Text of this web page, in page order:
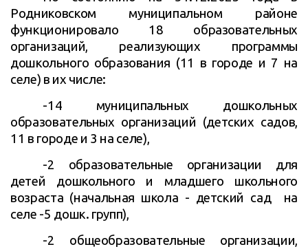
Родниковском муниципальном районе
функционировало 18 образовательных
организаций, реализующих программы
дошкольного образования (11 в городе и 7 на
селе) в их числе:
-14 муниципальных дошкольных
образовательных организаций (детских садов,
11 в городе и 3 на селе),
-2 образовательные организации для
детей дошкольного и младшего школьного
возраста (начальная школа - детский сад на
селе -5 дошк. групп),
-2 общеобразовательные организации,